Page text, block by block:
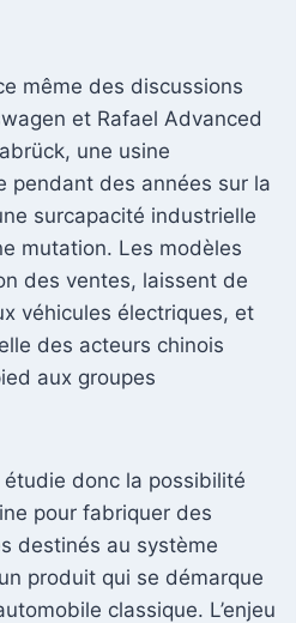
même des discussions
et Rafael Advanced
une usine
pendant des années sur la
surcapacité industrielle
mutation. Les modèles
des ventes, laissent de
véhicules électriques, et
des acteurs chinois
aux groupes
donc la possibilité
pour fabriquer des
destinés au système
produit qui se démarque
classique. L’enjeu